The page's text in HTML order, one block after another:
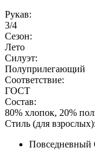
Рукав:
3/4
Сезон:
Лето
Силуэт:
Полуприлегающий
Соответствие:
ГОСТ
Состав:
80% хлопок, 20%
Стиль (для взрослых):
Повседневный